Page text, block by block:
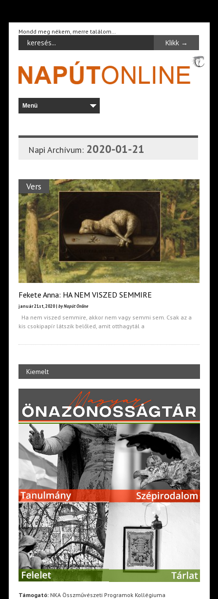
Mondd meg nékem, merre találom…
Napi Archívum: 2020-01-21
Vers
Fekete Anna: HA NEM VISZED SEMMIRE
január 21st, 2020 | by Napút Online
Ha nem viszed semmire, akkor nem vagy semmi sem. Csak az a
kis csokipapír látszik belőled, amit otthagytál a
Kiemelt
Támogató:NKA Összművészeti Programok Kollégiuma